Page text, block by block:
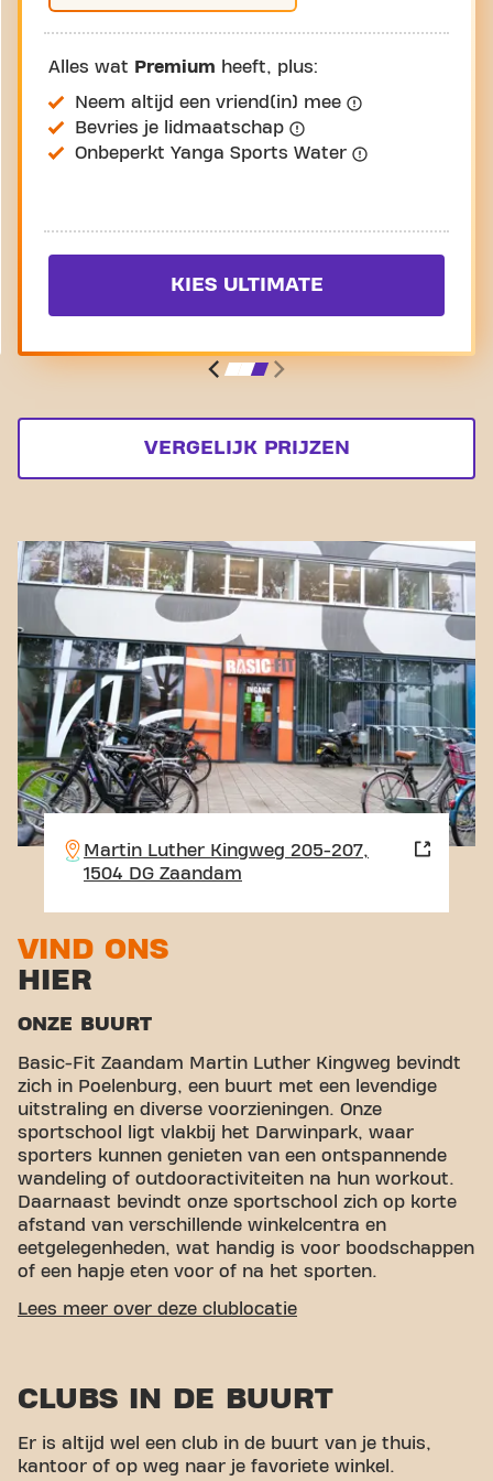
Alles wat Premium heeft, plus:
Neem altijd een vriend(in) mee
Bevries je lidmaatschap
Onbeperkt Yanga Sports Water
KIES ULTIMATE
VERGELIJK PRIJZEN
Martin Luther Kingweg 205-207,
1504 DG Zaandam
VIND ONS
HIER
ONZE BUURT
Basic-Fit Zaandam Martin Luther Kingweg bevindt
zich in Poelenburg, een buurt met een levendige
uitstraling en diverse voorzieningen. Onze
sportschool ligt vlakbij het Darwinpark, waar
sporters kunnen genieten van een ontspannende
wandeling of outdooractiviteiten na hun workout.
Daarnaast bevindt onze sportschool zich op korte
afstand van verschillende winkelcentra en
eetgelegenheden, wat handig is voor boodschappen
of een hapje eten voor of na het sporten.
GEMAKKELIJKE BEREIKBAARHEID
Auto:Er is parkeergelegenheid direct voor de
voor sporters die met de auto komen.
Bus:De dichtstbijzijnde bushalte is
Lees meer over deze clublocatie
CLUBS IN DE BUURT
Er is altijd wel een club in de buurt van je thuis,
kantoor of op weg naar je favoriete winkel.